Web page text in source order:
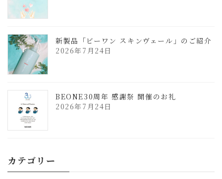
新製品「ビーワン スキンヴェール」のご紹介
2026年7月24日
BEONE30周年 感謝祭 開催のお礼
2026年7月24日
カテゴリー